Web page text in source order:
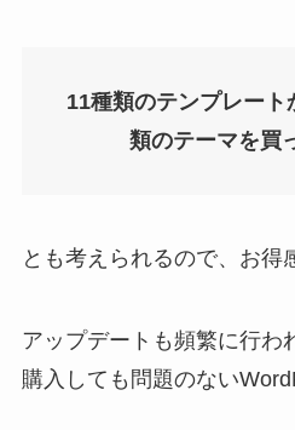
11種類のテンプレー
類のテーマを買
とも考えられるので、お得
アップデートも頻繁に行わ
購入しても問題のない